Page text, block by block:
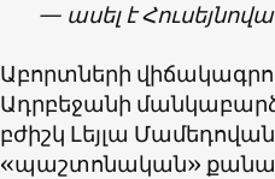
— ասել է
Աբորտների
Ադրբեջանի
բժիշկ Լեյլա
«պաշտոնական»